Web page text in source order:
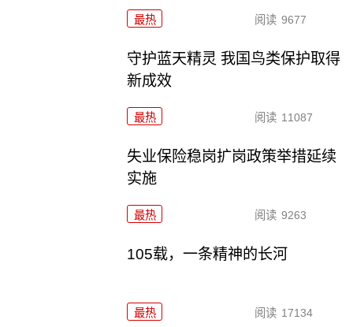
最热 阅读 9677
守护蓝天精灵 我国鸟类保护取得
新成效
最热 阅读 11087
失业保险稳岗扩岗政策举措延续
实施
最热 阅读 9263
105载，一条精神的长河
最热 阅读 17134